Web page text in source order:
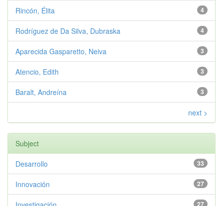
4
Rincón, Élita
4
Rodríguez de Da Silva, Dubraska
3
Aparecida Gasparetto, Neiva
3
Atencio, Edith
3
Baralt, Andreína
next >
Subject
33
Desarrollo
27
Innovación
27